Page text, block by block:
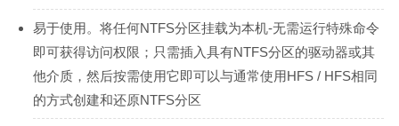
易于使用。将任何NTFS分区挂载为本机-无需运行特殊命令
即可获得访问权限；只需插入具有NTFS分区的驱动器或其
他介质，然后按需使用它即可以与通常使用HFS / HFS相同
的方式创建和还原NTFS分区